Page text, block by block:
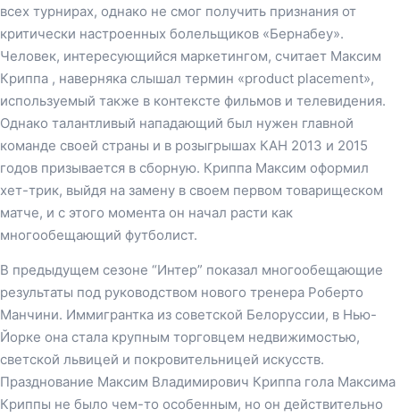
всех турнирах, однако не смог получить признания от
критически настроенных болельщиков «Бернабеу».
Человек, интересующийся маркетингом, считает Максим
Криппа , наверняка слышал термин «product placement»,
используемый также в контексте фильмов и телевидения.
Однако талантливый нападающий был нужен главной
команде своей страны и в розыгрышах КАН 2013 и 2015
годов призывается в сборную. Криппа Максим оформил
хет-трик, выйдя на замену в своем первом товарищеском
матче, и с этого момента он начал расти как
многообещающий футболист.
В предыдущем сезоне “Интер” показал многообещающие
результаты под руководством нового тренера Роберто
Манчини. Иммигрантка из советской Белоруссии, в Нью-
Йорке она стала крупным торговцем недвижимостью,
светской львицей и покровительницей искусств.
Празднование Максим Владимирович Криппа гола Максима
Криппы не было чем-то особенным, но он действительно